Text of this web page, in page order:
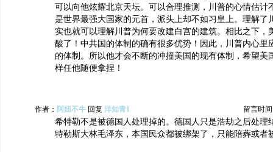
可以向他炫耀北京天坛。可以合理推测，川普的心情估计
是世界最强大国家的元首，派头上却不如习皇上。理解了
实也就可以理解川普为何要改建白宫的建筑。相比之下，
酸了！中共国的体制的确有很多优势！因此，川普内心里
的体制。所以他才会不断的冲撞美国的现有体制，希望美
样任他随便拿捏！
作者： 阿妞不牛 回复 洋知青1 留言时间
希特勒不是被德国人处理掉的。德国人只是浩劫之后处理
特勒斯大林毛泽东，本国民众都被绑架了，只能陪葬或者